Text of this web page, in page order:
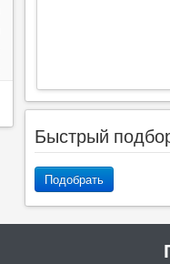
Быстрый
Подобрать